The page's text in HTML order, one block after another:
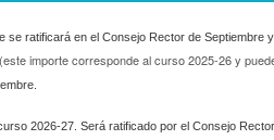
se ratificará en el Consejo Rector de
(este importe corresponde al curso 2025-26 y
2026-27. Será ratificado por el Consejo